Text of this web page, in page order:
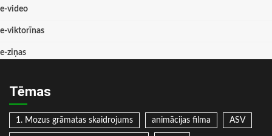
e-video
e-viktorīnas
e-ziņas
Tēmas
1. Mozus grāmatas skaidrojums animācijas filma ASV